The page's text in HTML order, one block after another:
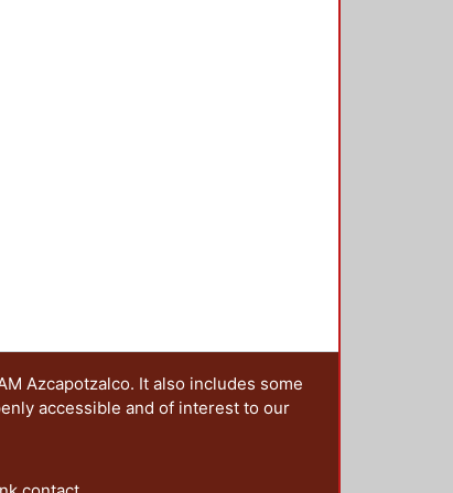
Azcapotzalco. It also includes some
accessible and of interest to our